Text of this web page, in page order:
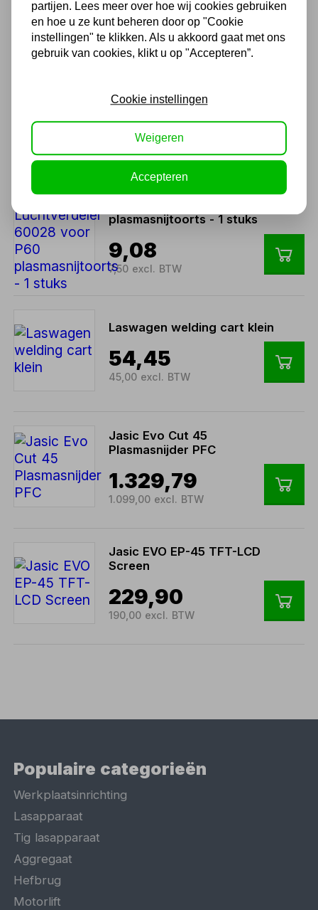
3,17
2,62 excl. BTW
51313P.11 TIP
3,27
2,70 excl. BTW
Starparts Luchtverdeler
plasmasnijtoorts - 1 stuks
9,08
7,50 excl. BTW
Laswagen welding cart klein
54,45
45,00 excl. BTW
Jasic Evo Cut 45
Plasmasnijder PFC
1.329,79
1.099,00 excl. BTW
Jasic EVO EP-45 TFT-LCD
Screen
229,90
190,00 excl. BTW
Populaire categorieën
Werkplaatsinrichting
Lasapparaat
Tig lasapparaat
Aggregaat
Hefbrug
Motorlift
partijen. Lees meer over hoe wij cookies gebruiken
en hoe u ze kunt beheren door op "Cookie
instellingen" te klikken. Als u akkoord gaat met ons
gebruik van cookies, klikt u op "Accepteren”.
Cookie instellingen
Weigeren
Accepteren